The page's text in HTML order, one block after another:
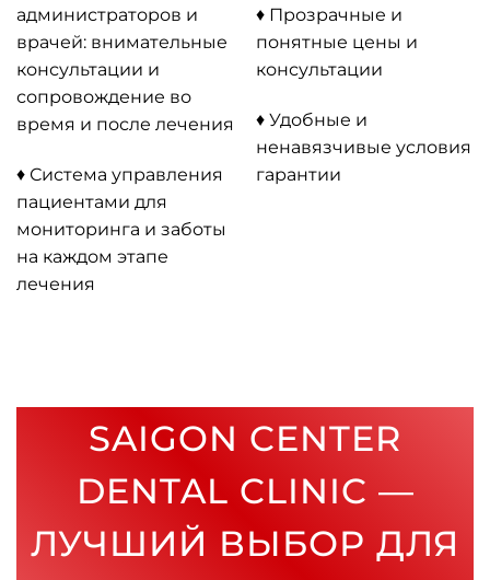
администраторов и
врачей: внимательные
консультации и
сопровождение во
время и после лечения
♦ Система управления
пациентами для
мониторинга и заботы
на каждом этапе
лечения
♦ Прозрачные и
понятные цены и
консультации
♦ Удобные и
ненавязчивые условия
гарантии
SAIGON CENTER
DENTAL CLINIC —
ЛУЧШИЙ ВЫБОР ДЛЯ